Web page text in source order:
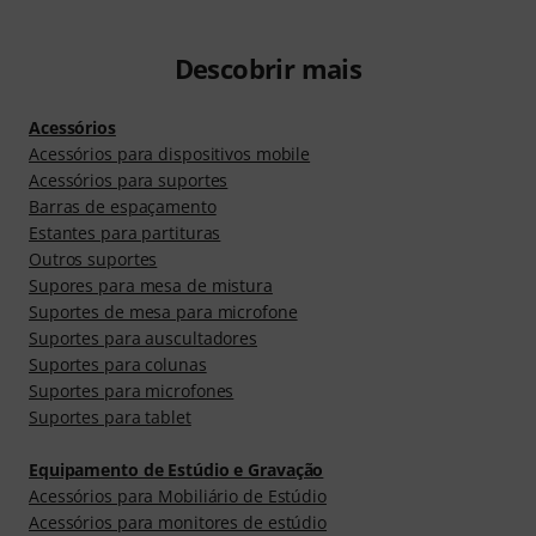
Descobrir mais
Acessórios
Acessórios para dispositivos mobile
Acessórios para suportes
Barras de espaçamento
Estantes para partituras
Outros suportes
Supores para mesa de mistura
Suportes de mesa para microfone
Suportes para auscultadores
Suportes para colunas
Suportes para microfones
Suportes para tablet
Equipamento de Estúdio e Gravação
Acessórios para Mobiliário de Estúdio
Acessórios para monitores de estúdio